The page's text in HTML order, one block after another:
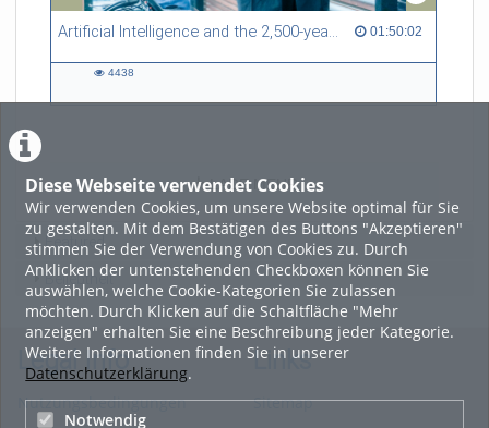
Diese Webseite verwendet Cookies
Wir verwenden Cookies, um unsere Website optimal für Sie
zu gestalten. Mit dem Bestätigen des Buttons "Akzeptieren"
stimmen Sie der Verwendung von Cookies zu. Durch
Anklicken der untenstehenden Checkboxen können Sie
auswählen, welche Cookie-Kategorien Sie zulassen
möchten. Durch Klicken auf die Schaltfläche "Mehr
anzeigen" erhalten Sie eine Beschreibung jeder Kategorie.
Weitere Informationen finden Sie in unserer
Datenschutzerklärung.
Notwendig
Artificial Intelligence and the 2,500-year-old project called Europe - Tobias Rees 01:50:02
01:50:02 duration
4438
LADE MEHR
Featured
Beliebtheit
Legal Info
Nutzungsbedingungen
Links
Sitemap